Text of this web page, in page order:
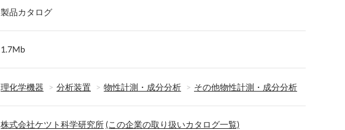
製品カタログ
1.7Mb
理化学機器 分析装置 物性計測・成分分析 その他物性計測・成分分析
株式会社ケツト科学研究所 (この企業の取り扱いカタログ一覧)